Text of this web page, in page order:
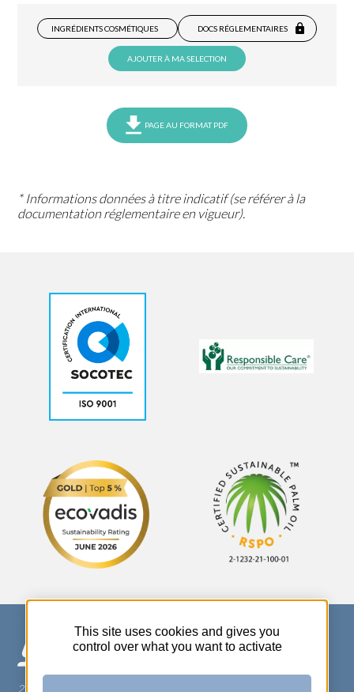
INGRÉDIENTS COSMÉTIQUES DOCS RÉGLEMENTAIRES
AJOUTER À MA SELECTION
PAGE AU FORMAT PDF
* Informations données à titre indicatif (se référer à la
documentation réglementaire en vigueur).
270 Rue Thérèse Planiol - 37310 TAUXIGNY
This site uses cookies and gives you
control over what you want to activate